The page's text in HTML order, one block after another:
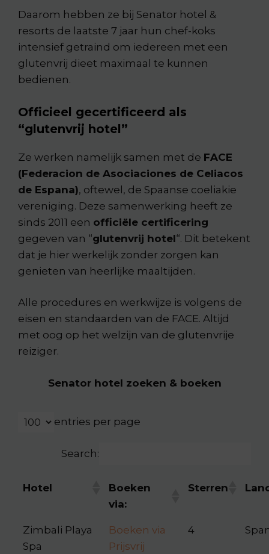
Daarom hebben ze bij Senator hotel &
resorts de laatste 7 jaar hun chef-koks
intensief getraind om iedereen met een
glutenvrij dieet maximaal te kunnen
bedienen.
Officieel gecertificeerd als
“glutenvrij hotel”
Ze werken namelijk samen met de FACE
(Federacion de Asociaciones de Celiacos
de Espana), oftewel, de Spaanse coeliakie
vereniging. Deze samenwerking heeft ze
sinds 2011 een officiële certificering
gegeven van “glutenvrij hotel“. Dit betekent
dat je hier werkelijk zonder zorgen kan
genieten van heerlijke maaltijden.
Alle procedures en werkwijze is volgens de
eisen en standaarden van de FACE. Altijd
met oog op het welzijn van de glutenvrije
reiziger.
Senator hotel zoeken & boeken
entries per page
Search:
Hotel
Boeken
via:
Sterren
Zimbali Playa
Spa
Boeken via
Prijsvrij
4